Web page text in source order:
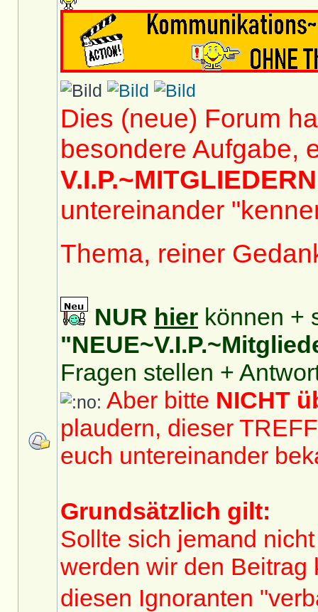
Dies (neue) Forum
besondere Aufgabe,
V.I.P.~MITGLIEDERN
untereinander
Thema, reiner
NUR hier können +
Fragen stellen +
Aber bitte NICHT
plaudern, dieser
euch untereinander
Grundsätzlich gilt:
Sollte sich jemand
werden wir den Beitrag
diesen Ignoranten